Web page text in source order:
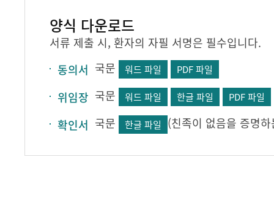
양식 다운로드
서류 제출 시, 환자의 자필 서명은 필수입니다.
동의서 국문 워드 파일 PDF 파일
위임장 국문 워드 파일 한글 파일 PDF 파일
확인서 국문 한글 파일 (친족이 없음을 증명